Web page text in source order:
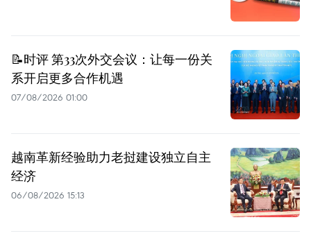
📝时评 第33次外交会议：让每一份关
系开启更多合作机遇
07/08/2026 01:00
越南革新经验助力老挝建设独立自主
经济
06/08/2026 15:13